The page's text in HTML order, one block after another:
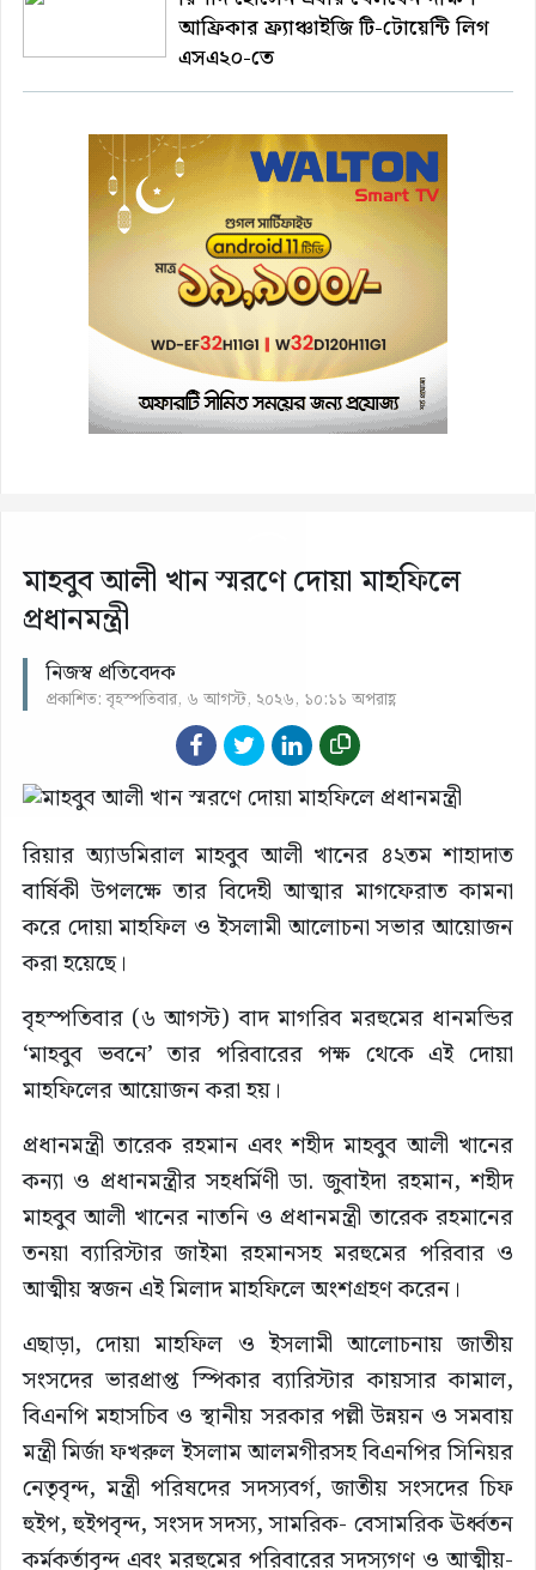
আফ্রিকার ফ্র্যাঞ্চাইজি টি-টোয়েন্টি লিগ
এসএ২০-তে
মাহবুব আলী খান স্মরণে দোয়া মাহফিলে
প্রধানমন্ত্রী
নিজস্ব প্রতিবেদক
প্রকাশিত: বৃহস্পতিবার, ৬ আগস্ট, ২০২৬, ১০:১১ অপরাহ্ণ
রিয়ার অ্যাডমিরাল মাহবুব আলী খানের ৪২তম শাহাদাত
বার্ষিকী উপলক্ষে তার বিদেহী আত্মার মাগফেরাত কামনা
করে দোয়া মাহফিল ও ইসলামী আলোচনা সভার আয়োজন
করা হয়েছে।
বৃহস্পতিবার (৬ আগস্ট) বাদ মাগরিব মরহুমের ধানমন্ডির
‘মাহবুব ভবনে’ তার পরিবারের পক্ষ থেকে এই দোয়া
মাহফিলের আয়োজন করা হয়।
প্রধানমন্ত্রী তারেক রহমান এবং শহীদ মাহবুব আলী খানের
কন্যা ও প্রধানমন্ত্রীর সহধর্মিণী ডা. জুবাইদা রহমান, শহীদ
মাহবুব আলী খানের নাতনি ও প্রধানমন্ত্রী তারেক রহমানের
তনয়া ব্যারিস্টার জাইমা রহমানসহ মরহুমের পরিবার ও
আত্মীয় স্বজন এই মিলাদ মাহফিলে অংশগ্রহণ করেন।
এছাড়া, দোয়া মাহফিল ও ইসলামী আলোচনায় জাতীয়
সংসদের ভারপ্রাপ্ত স্পিকার ব্যারিস্টার কায়সার কামাল,
বিএনপি মহাসচিব ও স্থানীয় সরকার পল্লী উন্নয়ন ও সমবায়
মন্ত্রী মির্জা ফখরুল ইসলাম আলমগীরসহ বিএনপির সিনিয়র
নেতৃবৃন্দ, মন্ত্রী পরিষদের সদস্যবর্গ, জাতীয় সংসদের চিফ
হুইপ, হুইপবৃন্দ, সংসদ সদস্য, সামরিক- বেসামরিক ঊর্ধ্বতন
কর্মকর্তাবৃন্দ এবং মরহুমের পরিবারের সদস্যগণ ও আত্মীয়-